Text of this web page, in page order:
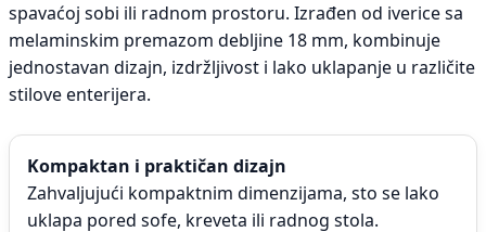
spavaćoj sobi ili radnom prostoru. Izrađen od iverice sa
melaminskim premazom debljine 18 mm, kombinuje
jednostavan dizajn, izdržljivost i lako uklapanje u različite
stilove enterijera.
Kompaktan i praktičan dizajn
Zahvaljujući kompaktnim dimenzijama, sto se lako
uklapa pored sofe, kreveta ili radnog stola.